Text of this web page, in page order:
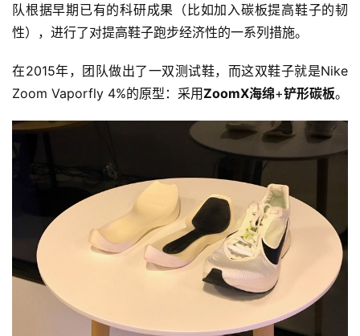
队根据早期已有的科研成果（比如加入碳板提高鞋子的韧
性），进行了对提高鞋子跑步经济性的一系列措施。
在2015年，团队做出了一双测试鞋，而这双鞋子就是Nike
Zoom Vaporfly 4%的原型：采用ZoomX海绵+铲形碳板。